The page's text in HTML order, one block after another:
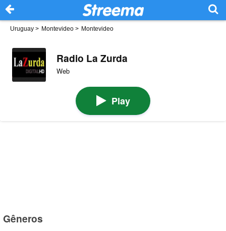
Uruguay > Montevideo > Montevideo
Radio La Zurda
Web
Play
Gêneros